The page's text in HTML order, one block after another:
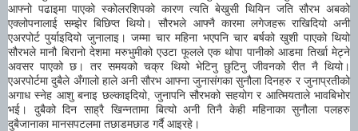
आफ्नो पढाइमा पाएको स्कोलरशिपको कारण त्यति बेखुसी थियिन जति सौरभ अबको
एक्लोपनालाई सम्झेर बिछिप्त थियो। सौरभले आफ्नै कारमा लगेजहरू राखिदियो अनी
एअरपोर्ट पुर्याइदियो जुनालाइ। जम्मा चार महिना भएपनि चार बर्षको खुशी पाएको थियो
सौरभले मानौ बिरानो देशमा मरुभुमीको एउटा फूलले एक थोपा पानीको आडमा तिर्खा मेट्ने
अवसर पाएको छ। तर समयको चक्र थियो भेटिनु छुटिनु जीवनको रीत नै थियो।
एअरपोर्टमा दुबैले अँगालो हाले अनी सौरभ आफ्ना जुनासंगका सुनौला दिनहरु र जुनाप्रतीको
अगाध स्नेह आशु बनाइ छल्काइदियो, जुनापनि सौरभको सहयोग र आत्मियताले भावबिभोर
भई। दुबैको दिन साह्रै खिन्नतामा बित्यो अनी तिनै केही महिनाका सुनौला पलहरु
दुबैजानाका मानसपटलमा तछाडमछाड गर्दै आइरहे।